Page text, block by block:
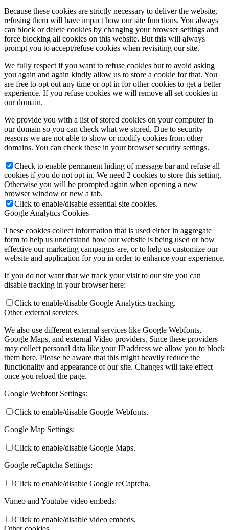
Because these cookies are strictly necessary to deliver the website,
refusing them will have impact how our site functions. You always
can block or delete cookies by changing your browser settings and
force blocking all cookies on this website. But this will always
prompt you to accept/refuse cookies when revisiting our site.
We fully respect if you want to refuse cookies but to avoid asking
you again and again kindly allow us to store a cookie for that. You
are free to opt out any time or opt in for other cookies to get a better
experience. If you refuse cookies we will remove all set cookies in
our domain.
We provide you with a list of stored cookies on your computer in
our domain so you can check what we stored. Due to security
reasons we are not able to show or modify cookies from other
domains. You can check these in your browser security settings.
Check to enable permanent hiding of message bar and refuse all
cookies if you do not opt in. We need 2 cookies to store this setting.
Otherwise you will be prompted again when opening a new
browser window or new a tab.
Click to enable/disable essential site cookies.
Google Analytics Cookies
These cookies collect information that is used either in aggregate
form to help us understand how our website is being used or how
effective our marketing campaigns are, or to help us customize our
website and application for you in order to enhance your experience.
If you do not want that we track your visit to our site you can
disable tracking in your browser here:
Click to enable/disable Google Analytics tracking.
Other external services
We also use different external services like Google Webfonts,
Google Maps, and external Video providers. Since these providers
may collect personal data like your IP address we allow you to block
them here. Please be aware that this might heavily reduce the
functionality and appearance of our site. Changes will take effect
once you reload the page.
Google Webfont Settings:
Click to enable/disable Google Webfonts.
Google Map Settings:
Click to enable/disable Google Maps.
Google reCaptcha Settings:
Click to enable/disable Google reCaptcha.
Vimeo and Youtube video embeds:
Click to enable/disable video embeds.